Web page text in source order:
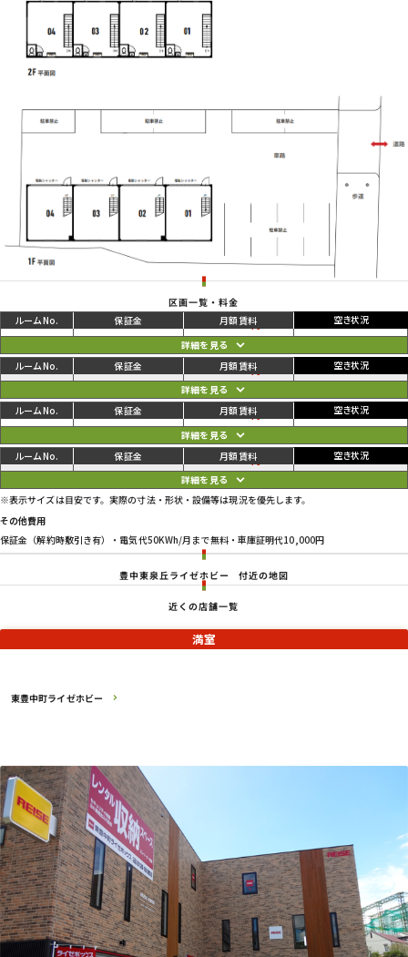
区画一覧・料金
01 106,700円 112,200円 ご利用中
02 104,500円 110,000円 ご利用中
03 104,500円 110,000円 ご利用中
04 106,700円 112,200円 ご利用中
※表示サイズは目安です。実際の寸法・形状・設備等は現況を優先します。
その他費用
保証金（解約時敷引き有）・電気代50KWh/月まで無料・車庫証明代10,000円
豊中東泉丘ライゼホビー 付近の地図
近くの店舗一覧
東豊中町ライゼホビー
満室